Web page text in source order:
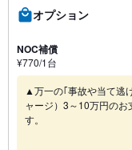
オプション
NOC補償
¥770/1台
▲万一の｢事故や当て逃
ャージ）3～10万円の
す。